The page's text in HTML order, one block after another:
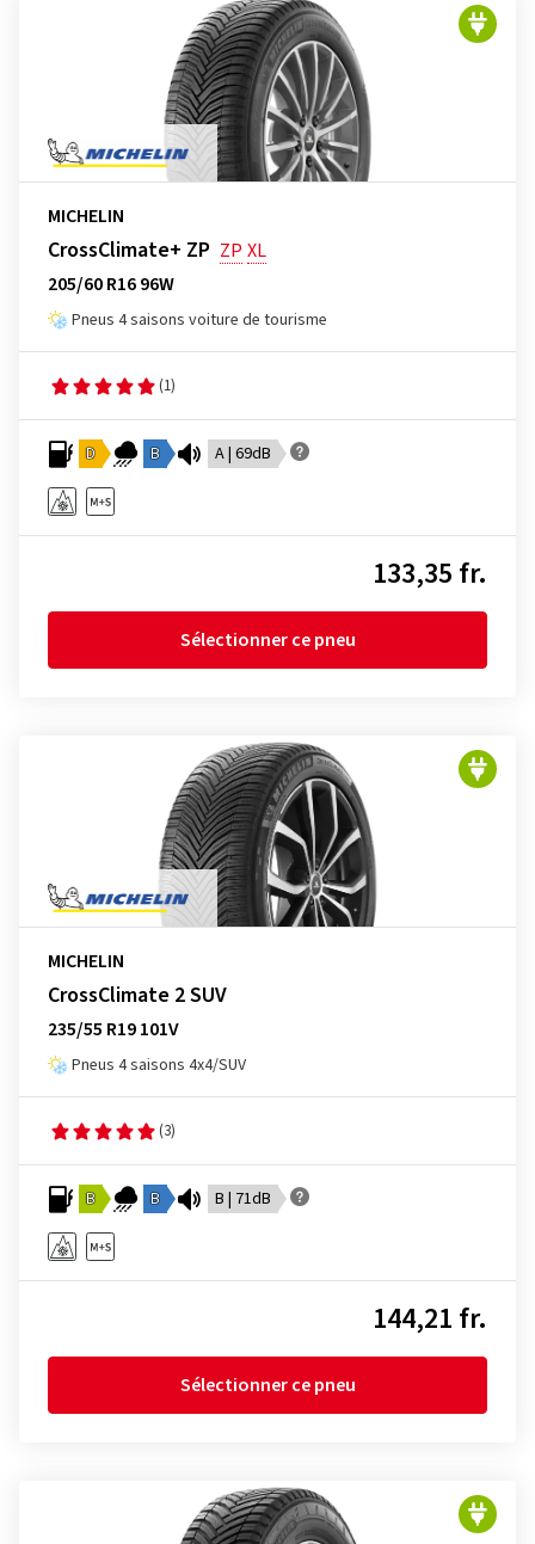
MICHELIN
CrossClimate+ ZP ZP XL
205/60 R16 96W
Pneus 4 saisons voiture de tourisme
(1)
D B A | 69dB
133,35 fr.
Sélectionner ce pneu
MICHELIN
CrossClimate 2 SUV
235/55 R19 101V
Pneus 4 saisons 4x4/SUV
(3)
B B B | 71dB
144,21 fr.
Sélectionner ce pneu